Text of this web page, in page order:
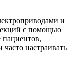
и
с помощью
настраивать